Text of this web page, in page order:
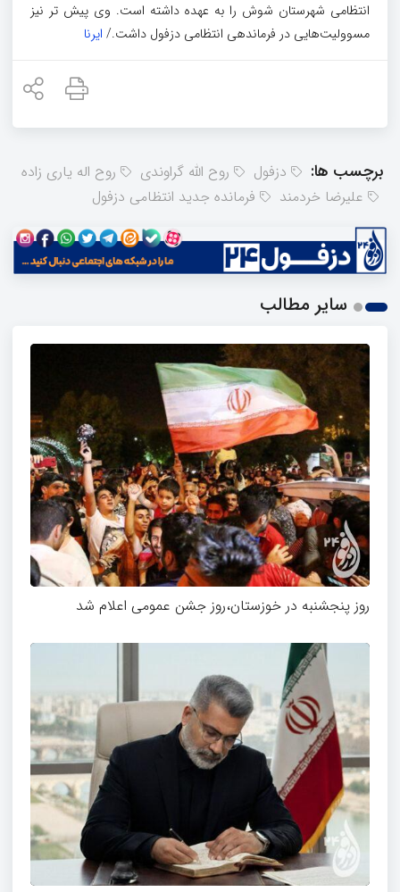
انتظامی شهرستان شوش را به عهده داشته است. وی پیش تر نیز
مسوولیت‌هایی در فرماندهی انتظامی دزفول داشت./ ایرنا
برچسب ها: دزفول روح الله گراوندی
روح اله یاری زاده
علیرضا خردمند
فرمانده جدید انتظامی دزفول
سایر مطالب
روز پنجشنبه در خوزستان،روز جشن عمومی اعلام شد